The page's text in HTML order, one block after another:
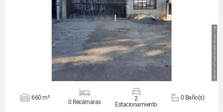
VER DETALLES
660 m²
0 Recámaras
2
Estacionamiento
0 Baño(s)